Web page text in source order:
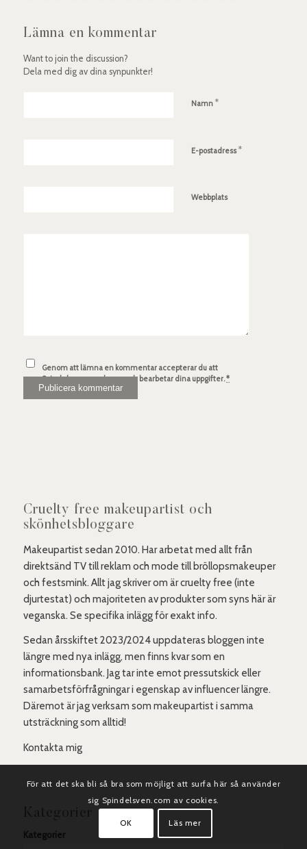
Lämna en kommentar
Want to join the discussion?
Dela med dig av dina synpunkter!
Namn *
E-postadress*
Webbplats
Genom att lämna en kommentar accepterar du att
Spindelsven.com lagrar och bearbetar dina uppgifter.*
Cruelty free makeupartist och
skönhetsbloggare
Makeupartist sedan 2010. Har arbetat med allt från
direktsänd TV till reklam och mode till bröllopsmakeuper
och festsmink. Allt jag skriver om är cruelty free (inte
djurtestat) och majoriteten av produkter som syns här är
veganska. Se specifika inlägg för exakt info.
Sedan årsskiftet 2023/2024 uppdateras bloggen inte
längre med nya inlägg, men finns kvar som en
informationsbank. Jag tar inte emot pressutskick eller
samarbetsförfrågningar i egenskap av influencer längre.
Däremot är jag verksam som makeupartist i samma
utsträckning som alltid!
Kontakta mig
Kategorier
För att det ska bli så bra som möjligt att surfa här så använder
sig Spindelsven.com av cookies.
OK Läs mer